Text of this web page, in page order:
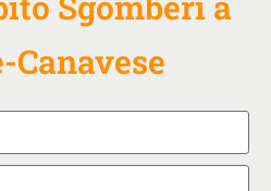
Canavese